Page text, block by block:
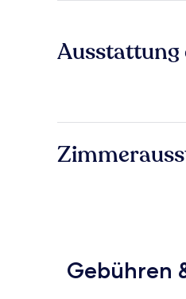
Gebühren